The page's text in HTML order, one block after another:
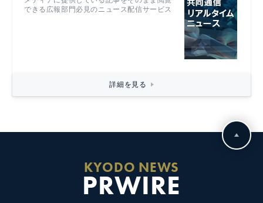
できる広報部門必見のニュース配信サービス
詳細を見る
KYODO NEWS
PRWIRE